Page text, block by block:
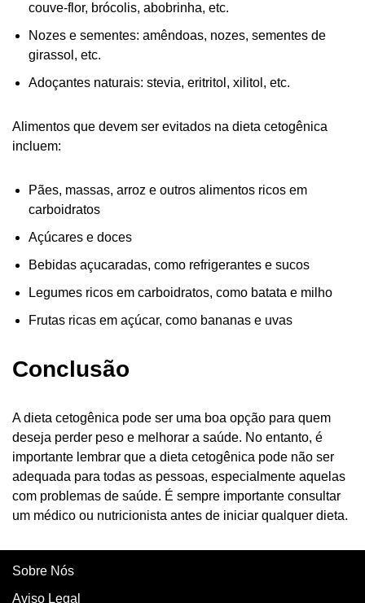
couve-flor, brócolis, abobrinha, etc.
Nozes e sementes: amêndoas, nozes, sementes de
girassol, etc.
Adoçantes naturais: stevia, eritritol, xilitol, etc.
Alimentos que devem ser evitados na dieta cetogênica
incluem:
Pães, massas, arroz e outros alimentos ricos em
carboidratos
Açúcares e doces
Bebidas açucaradas, como refrigerantes e sucos
Legumes ricos em carboidratos, como batata e milho
Frutas ricas em açúcar, como bananas e uvas
Conclusão
A dieta cetogênica pode ser uma boa opção para quem
deseja perder peso e melhorar a saúde. No entanto, é
importante lembrar que a dieta cetogênica pode não ser
adequada para todas as pessoas, especialmente aquelas
com problemas de saúde. É sempre importante consultar
um médico ou nutricionista antes de iniciar qualquer dieta.
Sobre Nós
Aviso Legal